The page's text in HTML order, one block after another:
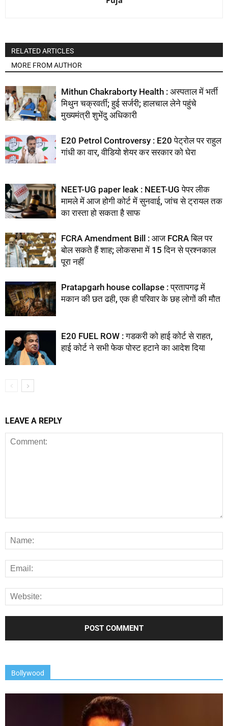
RELATED ARTICLES
MORE FROM AUTHOR
Mithun Chakraborty Health : अस्पताल में भर्ती
मिथुन चक्रवर्ती; हुई सर्जरी; हालचाल लेने पहुंचे
मुख्यमंत्री शुभेंदु अधिकारी
E20 Petrol Controversy : E20 पेट्रोल पर राहुल
गांधी का वार, वीडियो शेयर कर सरकार को घेरा
NEET-UG paper leak : NEET-UG पेपर लीक
मामले में आज होगी कोर्ट में सुनवाई, जांच से ट्रायल तक
का रास्ता हो सकता है साफ
FCRA Amendment Bill : आज FCRA बिल पर
बोल सकते हैं शाह; लोकसभा में 15 दिन से प्रश्नकाल
पूरा नहीं
Pratapgarh house collapse : प्रतापगढ़ में
मकान की छत ढही, एक ही परिवार के छह लोगों की मौत
E20 FUEL ROW : गडकरी को हाई कोर्ट से राहत,
हाई कोर्ट ने सभी फेक पोस्ट हटाने का आदेश दिया
LEAVE A REPLY
Bollywood